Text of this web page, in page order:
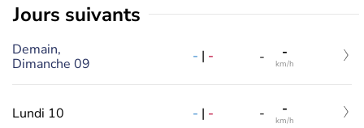
jours suivants
Demain,
Dimanche 09
- | - - -
km/h
Lundi 10 - | - - -
km/h